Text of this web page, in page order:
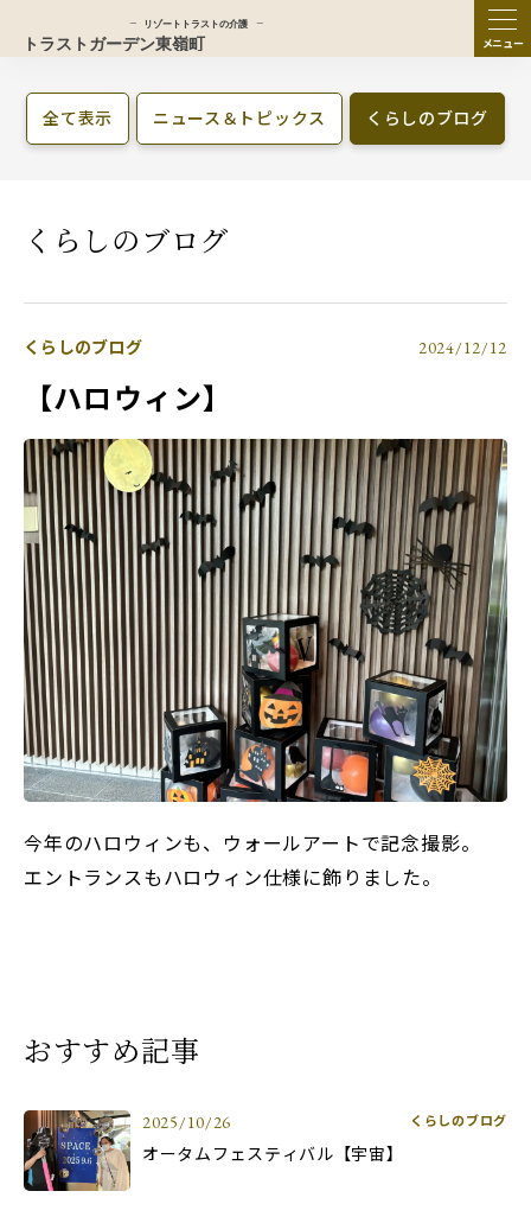
ME
NU
全て表示 ニュース＆トピックス くらしのブログ
くらしのブログ
くらしのブログ 2024/12/12
【ハロウィン】
今年のハロウィンも、ウォールアートで記念撮影。
エントランスもハロウィン仕様に飾りました。
おすすめ記事
2025/10/26 くらしのブログ
オータムフェスティバル【宇宙】